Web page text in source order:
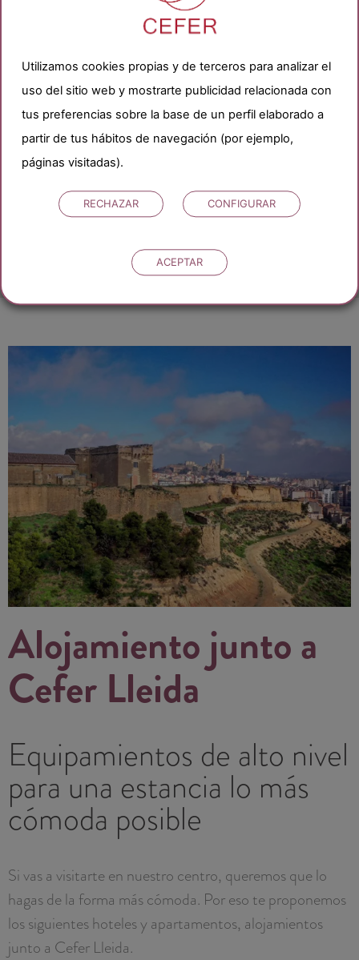
Alojamiento junto a
Cefer Lleida
Equipamientos de alto nivel
para una estancia lo más
cómoda posible
Si vas a visitarte en nuestro centro, queremos que lo
hagas de la forma más cómoda. Por eso te proponemos
los siguientes hoteles y apartamentos, alojamientos
junto a Cefer Lleida.
Utilizamos cookies propias y de terceros para analizar el
uso del sitio web y mostrarte publicidad relacionada con
tus preferencias sobre la base de un perfil elaborado a
partir de tus hábitos de navegación (por ejemplo,
páginas visitadas).
RECHAZAR CONFIGURAR
ACEPTAR